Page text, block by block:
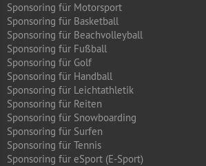
Sponsoring für Motorsport
Sponsoring für Basketball
Sponsoring für Beachvolleyball
Sponsoring für Fußball
Sponsoring für Golf
Sponsoring für Handball
Sponsoring für Leichtathletik
Sponsoring für Reiten
Sponsoring für Snowboarding
Sponsoring für Surfen
Sponsoring für Tennis
Sponsoring für eSport (E-Sport)